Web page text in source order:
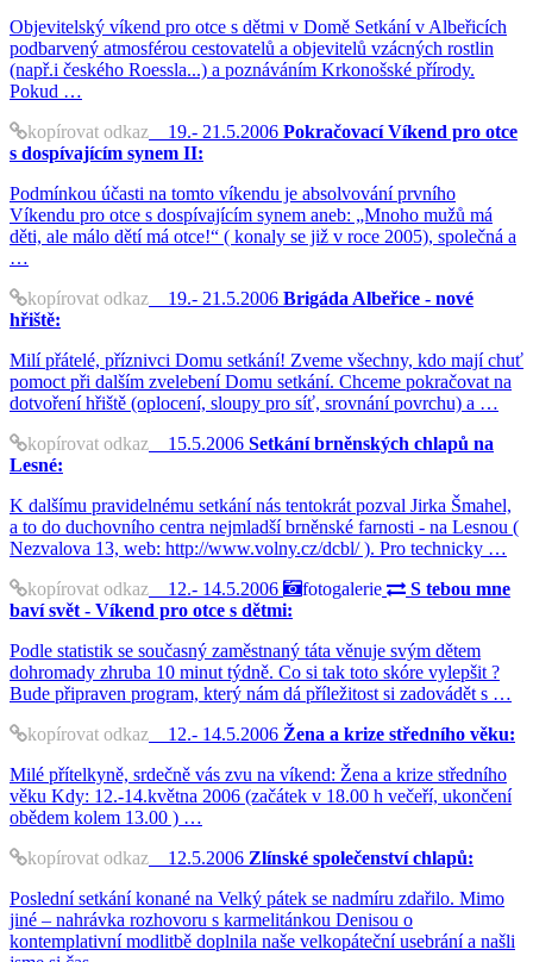
Objevitelský víkend pro otce s dětmi v Domě Setkání v Albeřicích
podbarvený atmosférou cestovatelů a objevitelů vzácných rostlin
(např.i českého Roessla...) a poznáváním Krkonošské přírody.
Pokud …
kopírovat odkaz 19.- 21.5.2006 Pokračovací Víkend pro otce
s dospívajícím synem II:
Podmínkou účasti na tomto víkendu je absolvování prvního
Víkendu pro otce s dospívajícím synem aneb: „Mnoho mužů má
děti, ale málo dětí má otce!“ ( konaly se již v roce 2005), společná a
…
kopírovat odkaz 19.- 21.5.2006 Brigáda Albeřice - nové
hřiště:
Milí přátelé, příznivci Domu setkání! Zveme všechny, kdo mají chuť
pomoct při dalším zvelebení Domu setkání. Chceme pokračovat na
dotvoření hřiště (oplocení, sloupy pro síť, srovnání povrchu) a …
kopírovat odkaz 15.5.2006 Setkání brněnských chlapů na
Lesné:
K dalšímu pravidelnému setkání nás tentokrát pozval Jirka Šmahel,
a to do duchovního centra nejmladší brněnské farnosti - na Lesnou (
Nezvalova 13, web: http://www.volny.cz/dcbl/ ). Pro technicky …
kopírovat odkaz 12.- 14.5.2006 fotogalerie
S tebou mne
baví svět - Víkend pro otce s dětmi:
Podle statistik se současný zaměstnaný táta věnuje svým dětem
dohromady zhruba 10 minut týdně. Co si tak toto skóre vylepšit ?
Bude připraven program, který nám dá příležitost si zadovádět s …
kopírovat odkaz 12.- 14.5.2006 Žena a krize středního věku:
Milé přítelkyně, srdečně vás zvu na víkend: Žena a krize středního
věku Kdy: 12.-14.května 2006 (začátek v 18.00 h večeří, ukončení
obědem kolem 13.00 ) …
kopírovat odkaz 12.5.2006 Zlínské společenství chlapů:
Poslední setkání konané na Velký pátek se nadmíru zdařilo. Mimo
jiné – nahrávka rozhovoru s karmelitánkou Denisou o
kontemplativní modlitbě doplnila naše velkopáteční usebrání a našli